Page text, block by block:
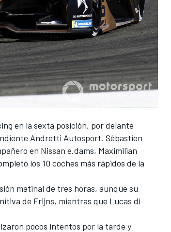
en la sexta posición, por delante
Andretti Autosport. Sébastien
en Nissan e.dams, Maximilian
los 10 coches más rápidos de la
matinal de tres horas, aunque su
de Frijns, mientras que Lucas di
pocos intentos por la tarde y